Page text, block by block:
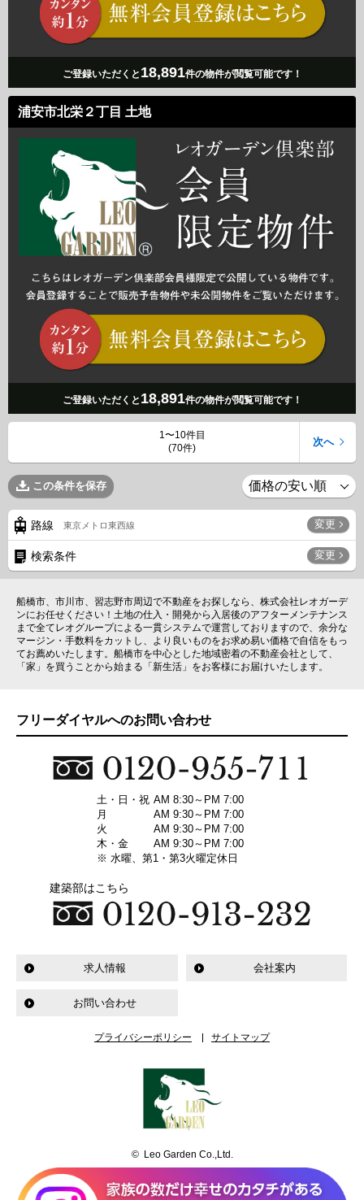
ご登録いただくと 18,891件の物件が閲覧可能です！
浦安市北栄２丁目 土地
ご登録いただくと 18,891件の物件が閲覧可能です！
1〜10件目
(70件)
次へ
この条件を保存
路線 東京メトロ東西線 変更
検索条件 変更
船橋市、市川市、習志野市周辺で不動産をお探しなら、株式会社レオガーデ
ンにお任せください！土地の仕入・開発から入居後のアフターメンテナンス
まで全てレオグループによる一貫システムで運営しておりますので、余分な
マージン・手数料をカットし、より良いものをお求め易い価格で自信をもっ
てお薦めいたします。船橋市を中心とした地域密着の不動産会社として、
「家」を買うことから始まる「新生活」をお客様にお届けいたします。
フリーダイヤルへのお問い合わせ
土・日・祝 AM 8:30～PM 7:00
月
AM 9:30～PM 7:00
火
AM 9:30～PM 7:00
木・金
AM 9:30～PM 7:00
※ 水曜、第1・第3火曜定休日
建築部はこちら
求人情報 会社案内
お問い合わせ
プライバシーポリシー サイトマップ
© Leo Garden Co.,Ltd.